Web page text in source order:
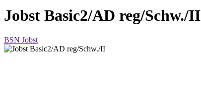
Jobst Basic2/AD reg/Schw./II
BSN Jobst